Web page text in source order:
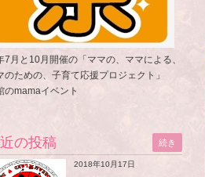
7月と10月開催の「ママの、ママによる、
のための、子育て応援プロジェクト」
のmamaイベント
の投稿
2018年10月17日
続き